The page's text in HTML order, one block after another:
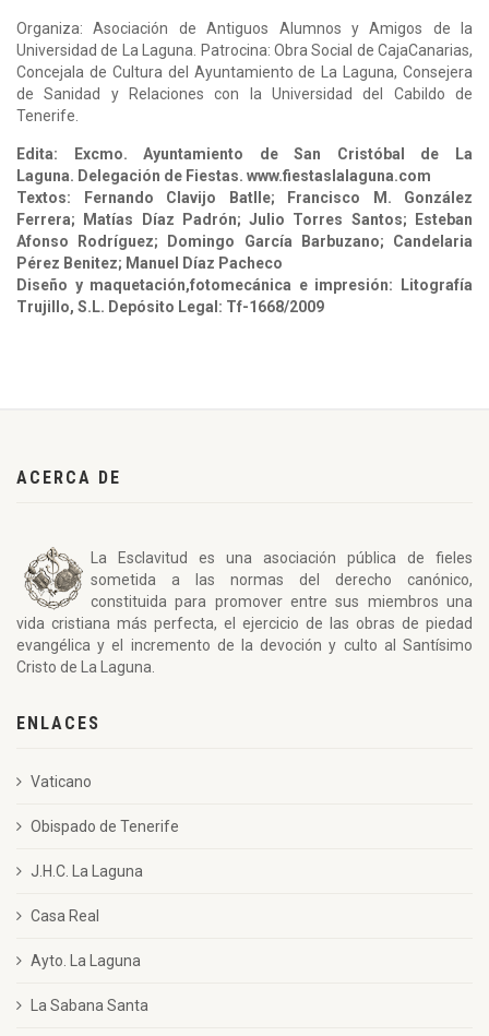
Organiza: Asociación de Antiguos Alumnos y Amigos de la
Universidad de La Laguna. Patrocina: Obra Social de CajaCanarias,
Concejala de Cultura del Ayuntamiento de La Laguna, Consejera
de Sanidad y Relaciones con la Universidad del Cabildo de
Tenerife.
Edita: Excmo. Ayuntamiento de San Cristóbal de La
Laguna. Delegación de Fiestas. www.fiestaslalaguna.com
Textos: Fernando Clavijo Batlle; Francisco M. González
Ferrera; Matías Díaz Padrón; Julio Torres Santos; Esteban
Afonso Rodríguez; Domingo García Barbuzano; Candelaria
Pérez Benitez; Manuel Díaz Pacheco
Diseño y maquetación,fotomecánica e impresión: Litografía
Trujillo, S.L. Depósito Legal: Tf-1668/2009
ACERCA DE
La Esclavitud es una asociación pública de fieles
sometida a las normas del derecho canónico,
constituida para promover entre sus miembros una
vida cristiana más perfecta, el ejercicio de las obras de piedad
evangélica y el incremento de la devoción y culto al Santísimo
Cristo de La Laguna.
ENLACES
Vaticano
Obispado de Tenerife
J.H.C. La Laguna
Casa Real
Ayto. La Laguna
La Sabana Santa